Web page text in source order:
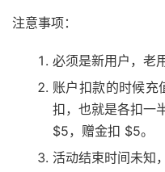
注意事项：
必须是新用户，老
账户扣款的时候
扣，也就是各扣一
$5，赠金扣 $5。
活动结束时间未知